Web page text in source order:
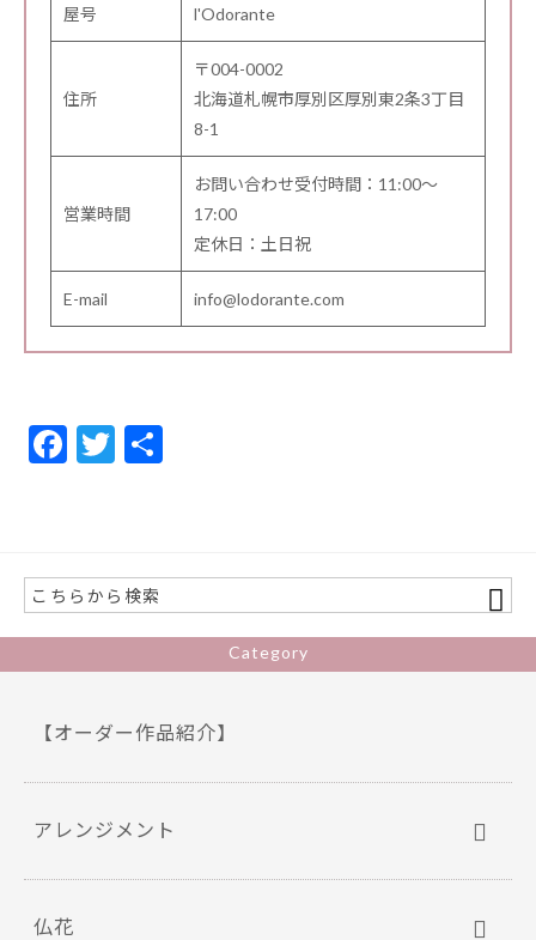
屋号 l'Odorante
住所
〒004-0002
北海道札幌市厚別区厚別東2条3丁目
8-1
営業時間
お問い合わせ受付時間：11:00～
17:00
定休日：土日祝
E-mail info@lodorante.com
F
o
o
k
T
Category
【オーダー作品紹介】
アレンジメント
仏花